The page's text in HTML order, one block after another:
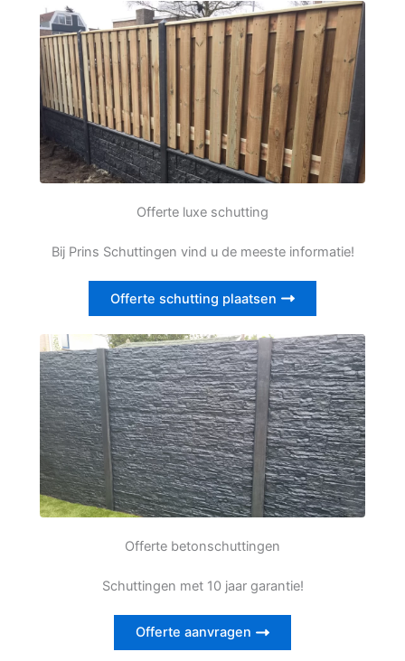
Offerte luxe schutting
Bij Prins Schuttingen vind u de meeste informatie!
Offerte schutting plaatsen
Offerte betonschuttingen
Schuttingen met 10 jaar garantie!
Offerte aanvragen